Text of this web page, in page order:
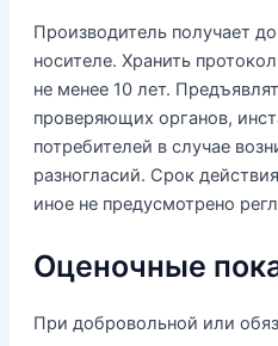
Производитель получает
носителе. Хранить
не менее 10 лет.
проверяющих органов,
потребителей в случае
разногласий. Срок
иное не предусмотрено
Оценочные
При добровольной или